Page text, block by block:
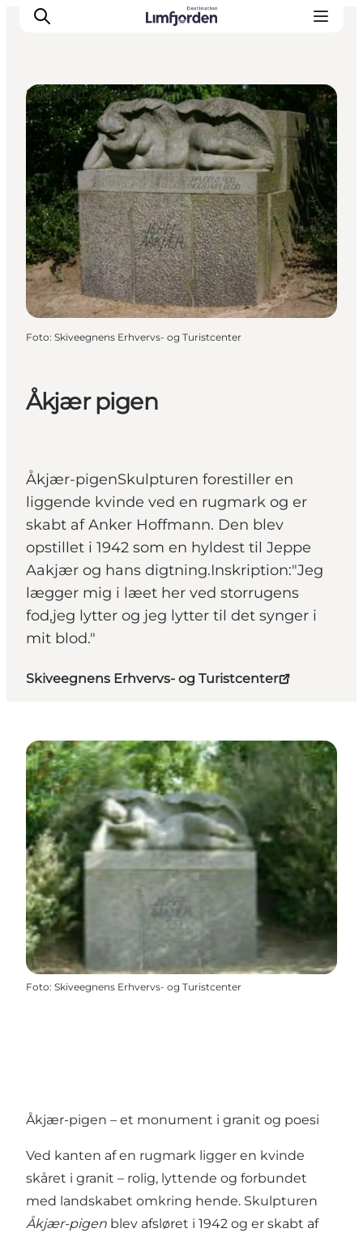
Åkjær pigen
Åkjær-pigenSkulpturen forestiller en
liggende kvinde ved en rugmark og er
skabt af Anker Hoffmann. Den blev
opstillet i 1942 som en hyldest til Jeppe
Aakjær og hans digtning.Inskription:"Jeg
lægger mig i læet her ved storrugens
fod,jeg lytter og jeg lytter til det synger i
mit blod."
Skiveegnens Erhvervs- og Turistcenter
Street art og skulpturer
Foto: Skiveegnens Erhvervs- og Turistcenter
Foto: Skiveegnens Erhvervs- og Turistcenter
Åkjær-pigen – et monument i granit og poesi
Ved kanten af en rugmark ligger en kvinde
skåret i granit – rolig, lyttende og forbundet
med landskabet omkring hende. Skulpturen
Åkjær-pigen blev afsløret i 1942 og er skabt af